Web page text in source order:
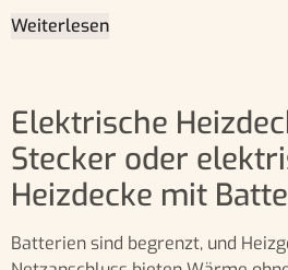
Weiterlesen
Elektrische
Stecker oder
Heizdecke mit
Batterien sind begrenzt, und